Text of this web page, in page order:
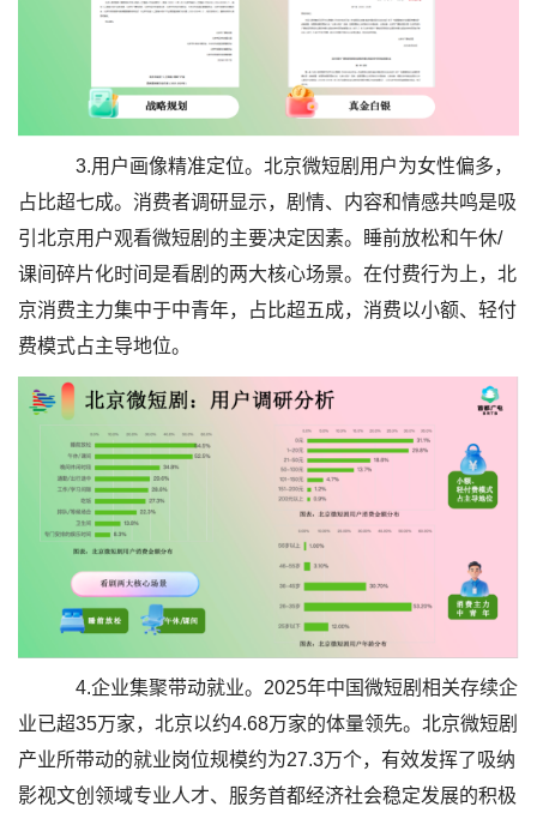
3.用户画像精准定位。北京微短剧用户为女性偏多，
占比超七成。消费者调研显示，剧情、内容和情感共鸣是吸
引北京用户观看微短剧的主要决定因素。睡前放松和午休/
课间碎片化时间是看剧的两大核心场景。在付费行为上，北
京消费主力集中于中青年，占比超五成，消费以小额、轻付
费模式占主导地位。
4.企业集聚带动就业。2025年中国微短剧相关存续企
业已超35万家，北京以约4.68万家的体量领先。北京微短剧
产业所带动的就业岗位规模约为27.3万个，有效发挥了吸纳
影视文创领域专业人才、服务首都经济社会稳定发展的积极